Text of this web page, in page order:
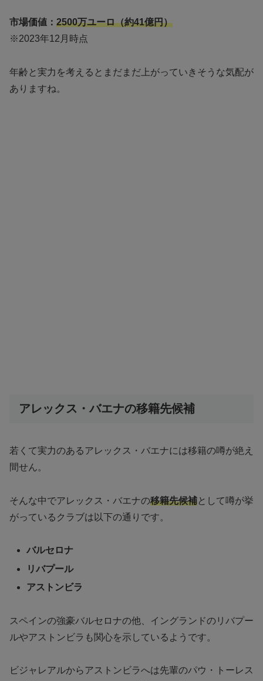
市場価値： 2500万ユーロ（約41億円）
※2023年12月時点
年齢と実力を考えるとまだまだ上がっていきそうな気配が
ありますね。
アレックス・バエナの移籍先候補
若くて実力のあるアレックス・バエナには移籍の噂が絶え
間せん。
そんな中でアレックス・バエナの移籍先候補として噂が挙
がっているクラブは以下の通りです。
バルセロナ
リバプール
アストンビラ
スペインの強豪バルセロナの他、イングランドのリバプー
ルやアストンビラも関心を示しているようです。
ビジャレアルからアストンビラへは先輩のパウ・トーレス